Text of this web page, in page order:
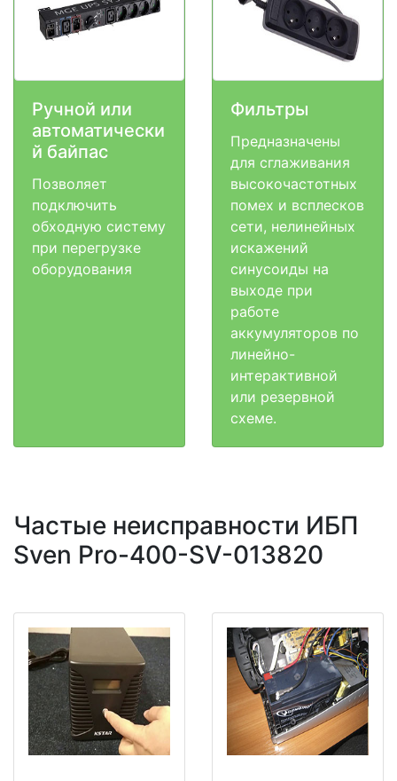
Ручной или
автоматически
й байпас
Позволяет
подключить
обходную систему
при перегрузке
оборудования
Фильтры
Предназначены
для сглаживания
высокочастотных
помех и всплесков
сети, нелинейных
искажений
синусоиды на
выходе при
работе
аккумуляторов по
линейно-
интерактивной
или резервной
схеме.
Частые неисправности ИБП
Sven Pro-400-SV-013820